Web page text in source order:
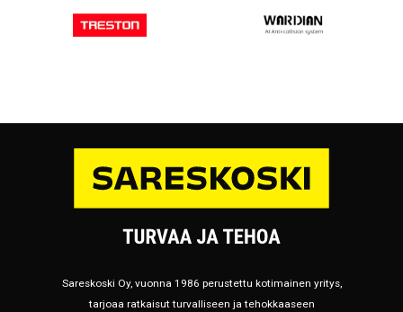
Sareskoski Oy, vuonna 1986 perustettu kotimainen yritys,
tarjoaa ratkaisut turvalliseen ja tehokkaaseen